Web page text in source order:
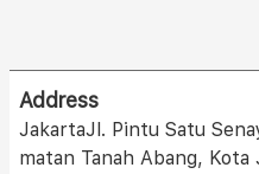
Address
JakartaJl. Pintu Satu
matan Tanah Abang,